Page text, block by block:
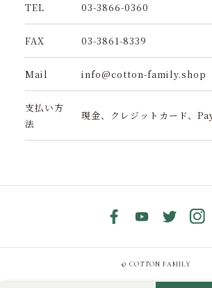
TEL 03-3866-0360
FAX 03-3861-8339
Mail info@cotton-family.shop
支払い方
法
現金、クレジットカード、
© COTTON FAMILY